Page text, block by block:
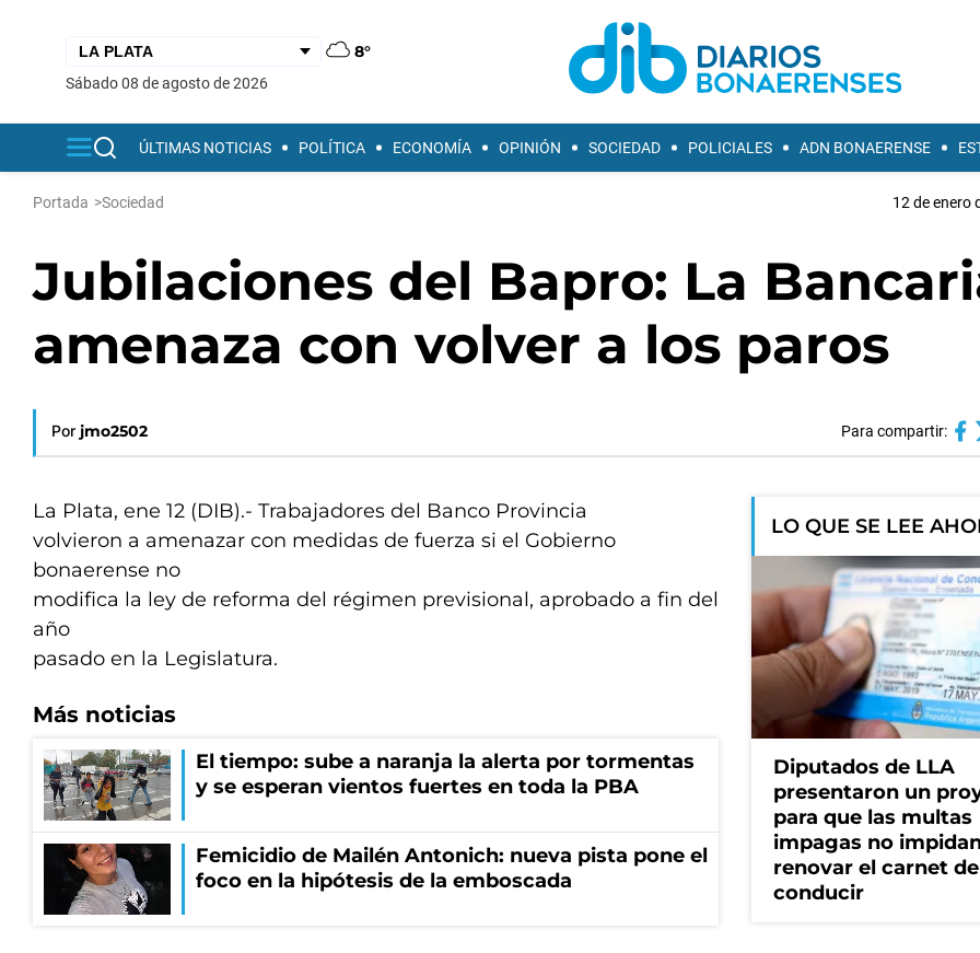
8°
sábado 08 de agosto de 2026
ÚLTIMAS NOTICIAS POLÍTICA ECONOMÍA OPINIÓN SOCIEDAD POLICIALES ADN BONAERENSE
Portada >Sociedad 12 de enero
Jubilaciones del Bapro: La
amenaza con volver a los paros
Por jmo2502 Para compartir:
La Plata, ene 12 (DIB).- Trabajadores del Banco Provincia
volvieron a amenazar con medidas de fuerza si el Gobierno
bonaerense no
modifica la ley de reforma del régimen previsional, aprobado a fin del
año
pasado en la Legislatura.
Más noticias
El tiempo: sube a naranja la alerta por tormentas
y se esperan vientos fuertes en toda la PBA
Femicidio de Mailén Antonich: nueva pista pone el
foco en la hipótesis de la emboscada
LO QUE SE LEE
Diputados de LLA
presentaron un
para que las multas
impagas no
renovar el carnet de
conducir